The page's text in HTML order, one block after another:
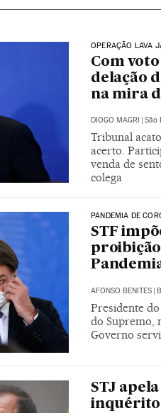
OPERAÇÃO LAVA
Com
delação
na mira
DIOGO MAGRI | São
Tribunal
acerto.
venda de
colega
PANDEMIA DE
STF
proibição
AFONSO BENITES |
Presidente
do Supremo,
Governo
STJ
inquérito